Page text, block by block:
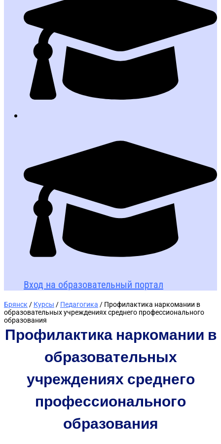
Вход на образовательный портал
Брянск / Курсы / Педагогика / Профилактика наркомании в
образовательных учреждениях среднего профессионального
образования
Профилактика наркомании в
образовательных
учреждениях среднего
профессионального
образования